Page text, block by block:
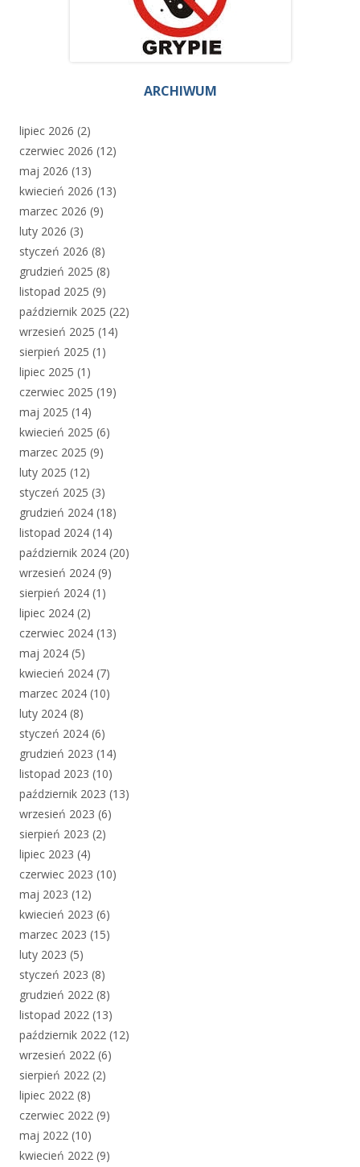
ARCHIWUM
lipiec 2026 (2)
czerwiec 2026 (12)
maj 2026 (13)
kwiecień 2026 (13)
marzec 2026 (9)
luty 2026 (3)
styczeń 2026 (8)
grudzień 2025 (8)
listopad 2025 (9)
październik 2025 (22)
wrzesień 2025 (14)
sierpień 2025 (1)
lipiec 2025 (1)
czerwiec 2025 (19)
maj 2025 (14)
kwiecień 2025 (6)
marzec 2025 (9)
luty 2025 (12)
styczeń 2025 (3)
grudzień 2024 (18)
listopad 2024 (14)
październik 2024 (20)
wrzesień 2024 (9)
sierpień 2024 (1)
lipiec 2024 (2)
czerwiec 2024 (13)
maj 2024 (5)
kwiecień 2024 (7)
marzec 2024 (10)
luty 2024 (8)
styczeń 2024 (6)
grudzień 2023 (14)
listopad 2023 (10)
październik 2023 (13)
wrzesień 2023 (6)
sierpień 2023 (2)
lipiec 2023 (4)
czerwiec 2023 (10)
maj 2023 (12)
kwiecień 2023 (6)
marzec 2023 (15)
luty 2023 (5)
styczeń 2023 (8)
grudzień 2022 (8)
listopad 2022 (13)
październik 2022 (12)
wrzesień 2022 (6)
sierpień 2022 (2)
lipiec 2022 (8)
czerwiec 2022 (9)
maj 2022 (10)
kwiecień 2022 (9)